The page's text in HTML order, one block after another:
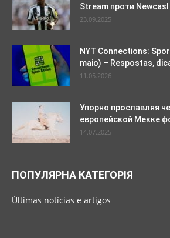
Stream проти Newcasl
23.09.2025
NYT Connections:
maio) – Respostas,
11.05.2026
Упорно прославляя
европейской Мекке
14.07.2025
ПОПУЛЯРНА КАТЕГОРІЯ
Últimas notícias e artigos